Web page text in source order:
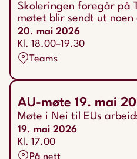
Skoleringen foregår på
møtet blir sendt ut
20. mai 2026
Kl. 18.00–19.30
Teams
AU-møte 19. mai
Møte i Nei til EUs
19. mai 2026
Kl. 17.00
På nett